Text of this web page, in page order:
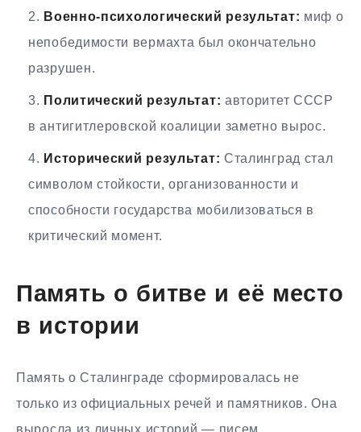
Военно-психологический результат: миф о
непобедимости вермахта был окончательно
разрушен.
Политический результат: авторитет СССР
в антигитлеровской коалиции заметно вырос.
Исторический результат: Сталинград стал
символом стойкости, организованности и
способности государства мобилизоваться в
критический момент.
Память о битве и её место
в истории
Память о Сталинграде сформировалась не
только из официальных речей и памятников. Она
выросла из личных историй — писем,